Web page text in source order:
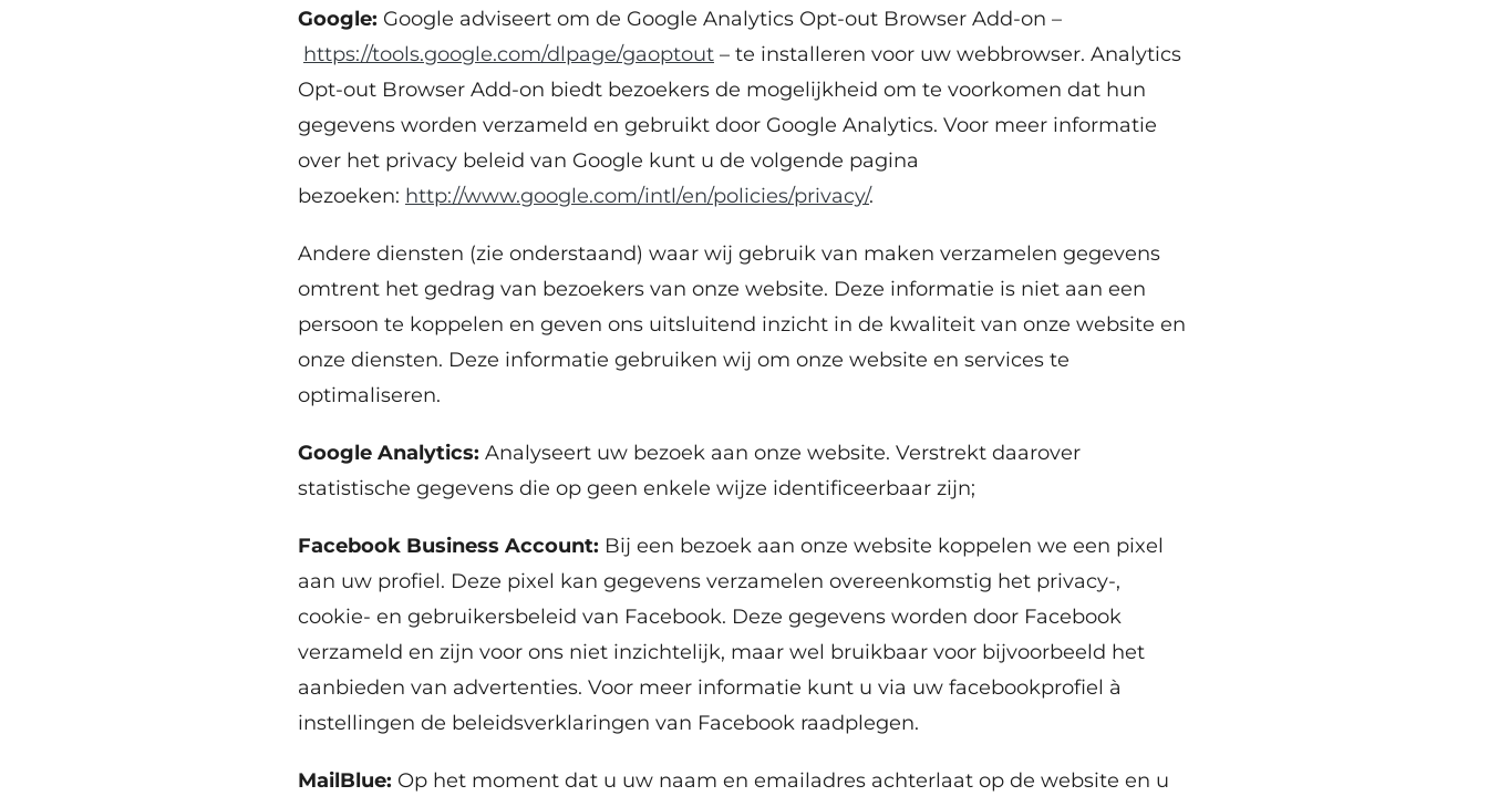
Google: Google adviseert om de Google Analytics Opt-out Browser Add-on –
https://tools.google.com/dlpage/gaoptout – te installeren voor uw webbrowser. Analytics
Opt-out Browser Add-on biedt bezoekers de mogelijkheid om te voorkomen dat hun
gegevens worden verzameld en gebruikt door Google Analytics. Voor meer informatie
over het privacy beleid van Google kunt u de volgende pagina
bezoeken: http://www.google.com/intl/en/policies/privacy/.
Andere diensten (zie onderstaand) waar wij gebruik van maken verzamelen gegevens
omtrent het gedrag van bezoekers van onze website. Deze informatie is niet aan een
persoon te koppelen en geven ons uitsluitend inzicht in de kwaliteit van onze website en
onze diensten. Deze informatie gebruiken wij om onze website en services te
optimaliseren.
Google Analytics: Analyseert uw bezoek aan onze website. Verstrekt daarover
statistische gegevens die op geen enkele wijze identificeerbaar zijn;
Facebook Business Account: Bij een bezoek aan onze website koppelen we een pixel
aan uw profiel. Deze pixel kan gegevens verzamelen overeenkomstig het privacy-,
cookie- en gebruikersbeleid van Facebook. Deze gegevens worden door Facebook
verzameld en zijn voor ons niet inzichtelijk, maar wel bruikbaar voor bijvoorbeeld het
aanbieden van advertenties. Voor meer informatie kunt u via uw facebookprofiel à
instellingen de beleidsverklaringen van Facebook raadplegen.
MailBlue: Op het moment dat u uw naam en emailadres achterlaat op de website en u